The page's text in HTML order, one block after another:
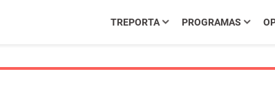
TREPORTA PROGRAMAS